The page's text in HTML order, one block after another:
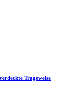
Trageweise